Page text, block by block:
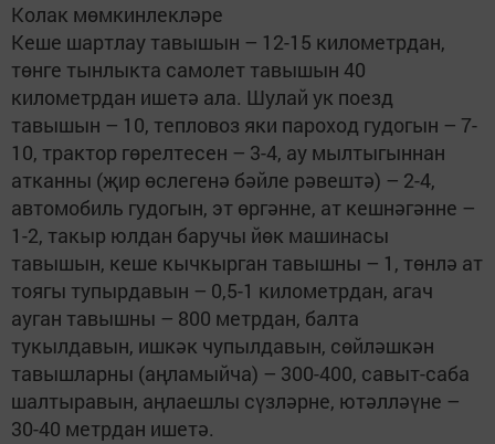
Колак мөмкинлекләре
Кеше шартлау тавышын – 12-15 километрдан,
төнге тынлыкта самолет тавышын 40
километрдан ишетә ала. Шулай ук поезд
тавышын – 10, тепловоз яки пароход гудогын – 7-
10, трактор гөрелтесен – 3-4, ау мылтыгыннан
атканны (җир өслегенә бәйле рәвештә) – 2-4,
автомобиль гудогын, эт өргәнне, ат кешнәгәнне –
1-2, такыр юлдан баручы йөк машинасы
тавышын, кеше кычкырган тавышны – 1, төнлә ат
тоягы тупырдавын – 0,5-1 километрдан, агач
ауган тавышны – 800 метрдан, балта
тукылдавын, ишкәк чупылдавын, сөйләшкән
тавышларны (аңламыйча) – 300-400, савыт-саба
шалтыравын, аңлаешлы сүзләрне, ютәлләүне –
30-40 метрдан ишетә.